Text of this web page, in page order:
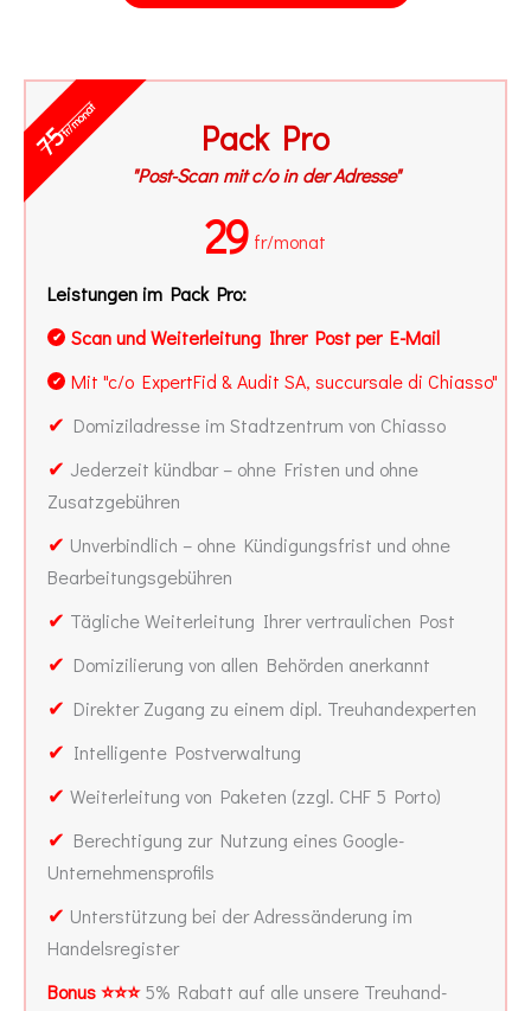
Pack Pro
"Post-Scan mit c/o in der Adresse"
29 fr/monat
Leistungen im Pack Pro:
✔ Scan und Weiterleitung Ihrer Post per E-Mail
✔ Mit "c/o ExpertFid & Audit SA, succursale di Chiasso"
✔ Domiziladresse im Stadtzentrum von Chiasso
✔ Jederzeit kündbar – ohne Fristen und ohne
Zusatzgebühren
✔ Unverbindlich – ohne Kündigungsfrist und ohne
Bearbeitungsgebühren
✔ Tägliche Weiterleitung Ihrer vertraulichen Post
✔ Domizilierung von allen Behörden anerkannt
✔ Direkter Zugang zu einem dipl. Treuhandexperten
✔ Intelligente Postverwaltung
✔ Weiterleitung von Paketen (zzgl. CHF 5 Porto)
✔ Berechtigung zur Nutzung eines Google-
Unternehmensprofils
✔ Unterstützung bei der Adressänderung im
Handelsregister
Bonus ⭐⭐⭐5% Rabatt auf alle unsere Treuhand-
75fr/monat